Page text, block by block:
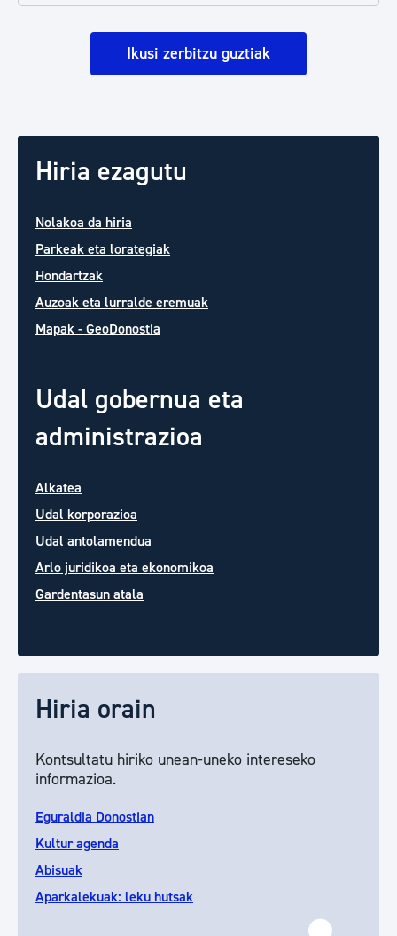
Ikusi zerbitzu guztiak
Hiria ezagutu
Nolakoa da hiria
Parkeak eta lorategiak
Hondartzak
Auzoak eta lurralde eremuak
Mapak - GeoDonostia
Udal gobernua eta
administrazioa
Alkatea
Udal korporazioa
Udal antolamendua
Arlo juridikoa eta ekonomikoa
Gardentasun atala
Hiria orain
Kontsultatu hiriko unean-uneko intereseko
informazioa.
Eguraldia Donostian
Kultur agenda
Abisuak
Aparkalekuak: leku hutsak